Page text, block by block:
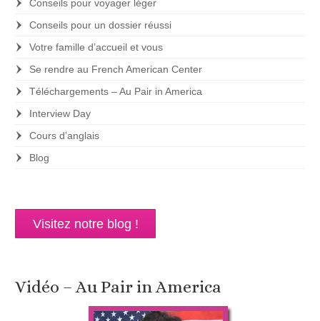
Conseils pour voyager léger
Conseils pour un dossier réussi
Votre famille d’accueil et vous
Se rendre au French American Center
Téléchargements – Au Pair in America
Interview Day
Cours d’anglais
Blog
Visitez notre blog !
Vidéo – Au Pair in America